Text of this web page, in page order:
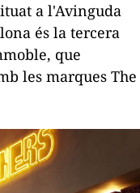
a l'Avinguda
és la tercera
que
les marques The